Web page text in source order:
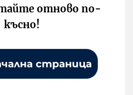
отново по-
късно!
страница